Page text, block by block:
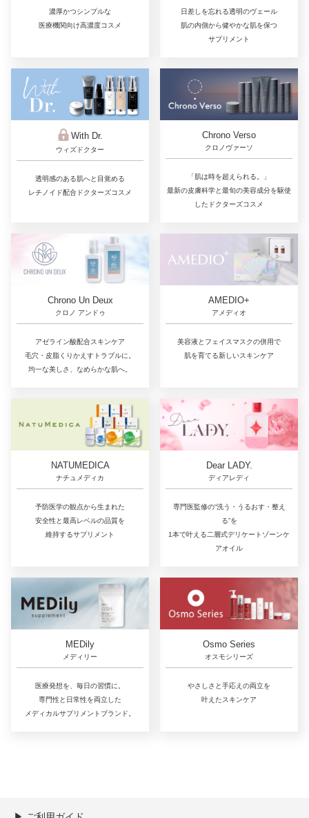
濃厚かつシンプルな
医療機関向け高濃度コスメ
日差しを忘れる透明のヴェール
肌の内側から健やかな肌を保つ
サプリメント
With Dr.
ウィズドクター
透明感のある肌へと目覚める
レチノイド配合ドクターズコスメ
Chrono Verso
クロノヴァーソ
「肌は時を超えられる。」
最新の皮膚科学と最旬の美容成分を駆使
したドクターズコスメ
Chrono Un Deux
クロノ アンドゥ
アゼライン酸配合スキンケア
毛穴・皮脂くりかえすトラブルに。
均一な美しさ、なめらかな肌へ。
AMEDIO+
アメディオ
美容液とフェイスマスクの併用で
肌を育てる新しいスキンケア
NATUMEDICA
ナチュメディカ
予防医学の観点から生まれた
安全性と最高レベルの品質を
維持するサプリメント
Dear LADY.
ディアレディ
専門医監修の“洗う・うるおす・整え
る”を
1本で叶える二層式デリケートゾーンケ
アオイル
MEDily
メディリー
医療発想を、毎日の習慣に。
専門性と日常性を両立した
メディカルサプリメントブランド。
Osmo Series
オスモシリーズ
やさしさと手応えの両立を
叶えたスキンケア